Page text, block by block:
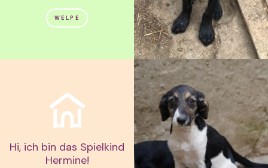
WELPE
Hi, ich bin das Spielkind
Hermine!